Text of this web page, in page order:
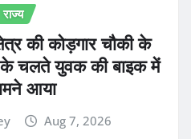
राज्य
की कोड़गार चौकी के
के चलते युवक की बाइक में
आया
Aug 7, 2026